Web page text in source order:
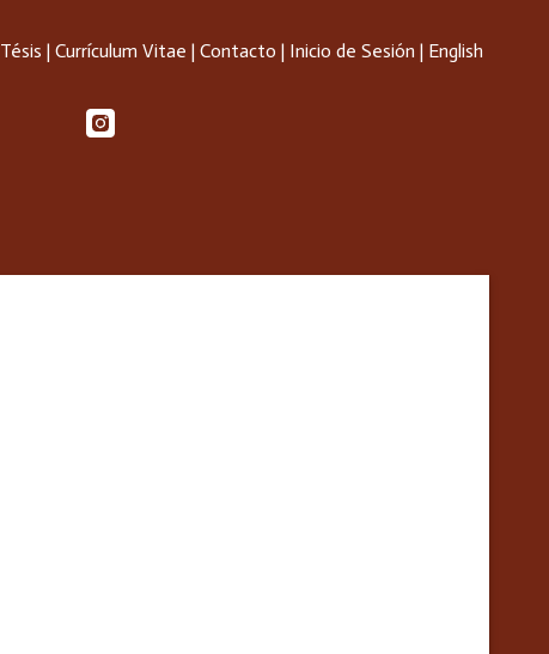
Tésis | Currículum Vitae | Contacto | Inicio de Sesión | English